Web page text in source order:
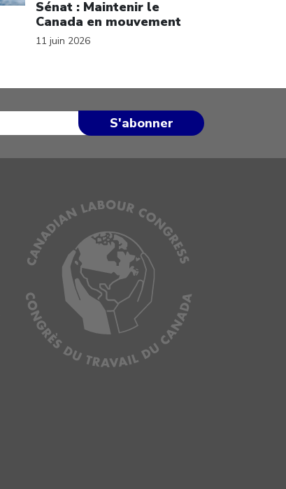
Sénat : Maintenir le
Canada en mouvement
11 juin 2026